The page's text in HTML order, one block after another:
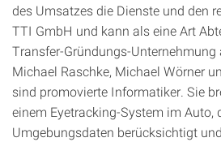
des Umsatzes die Dienste und den
TTI GmbH und kann als eine Art
Transfer-Gründungs-Unternehmung
Michael Raschke, Michael Wörner
sind promovierte Informatiker. Sie
einem Eyetracking-System im Auto,
Umgebungsdaten berücksichtigt